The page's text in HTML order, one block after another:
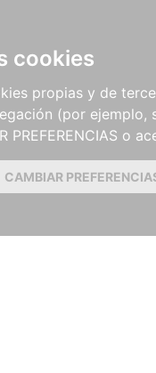
cookies
propias y de
(por ejemplo,
PREFERENCIAS o
CAMBIAR
Y